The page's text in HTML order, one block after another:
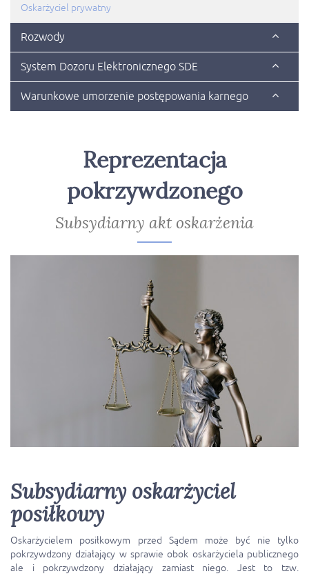
Oskarżyciel prywatny
Rozwody
System Dozoru Elektronicznego SDE
Warunkowe umorzenie postępowania karnego
Reprezentacja
pokrzywdzonego
Subsydiarny akt oskarżenia
Subsydiarny oskarżyciel
posiłkowy
Oskarżycielem posiłkowym przed Sądem może być nie tylko
pokrzywdzony działający w sprawie obok oskarżyciela publicznego
ale i pokrzywdzony działający zamiast niego. Jest to tzw.